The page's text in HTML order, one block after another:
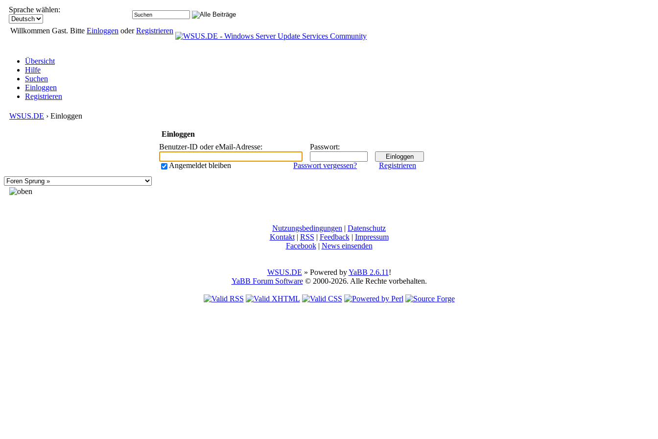
Sprache wählen:
Willkommen Gast. Bitte Einloggen oderRegistrieren
Übersicht
Hilfe
Suchen
Einloggen
Registrieren
WSUS.DE › Einloggen
Einloggen
Benutzer-ID oder eMail-Adresse: Passwort:
Angemeldet bleiben Registrieren
Passwort vergessen?
Nutzungsbedingungen | Datenschutz
Kontakt| RSS | Feedback| Impressum
Facebook| News einsenden
WSUS.DE » Powered byYaBB 2.6.11 !
YaBB Forum Software© 2000-2026. Alle Rechte vorbehalten.